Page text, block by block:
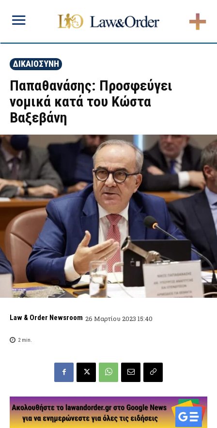
ΔΙΚΑΙΟΣΥΝΗ
Παπαθανάσης: Προσφεύγει
νομικά κατά του Κώστα
Βαξεβάνη
Law & Order Newsroom 26 Μαρτίου 2023 15:40
2min.